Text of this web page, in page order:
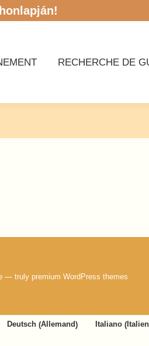
RECHERCHE DE
— truly premium WordPress themes
Deutsch(Allemand) Italiano(Italien